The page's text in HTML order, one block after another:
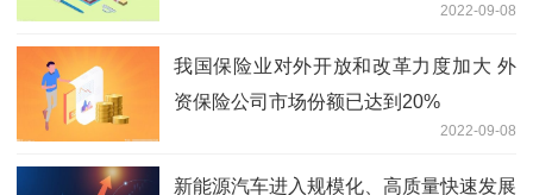
2022-09-08
我国保险业对外开放和改革力度加大 外
资保险公司市场份额已达到20%
2022-09-08
新能源汽车进入规模化、高质量快速发展